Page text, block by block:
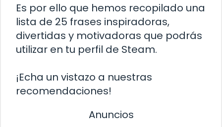
Es por ello que hemos recopilado una
lista de 25 frases inspiradoras,
divertidas y motivadoras que podrás
utilizar en tu perfil de Steam.
¡Echa un vistazo a nuestras
recomendaciones!
Anuncios